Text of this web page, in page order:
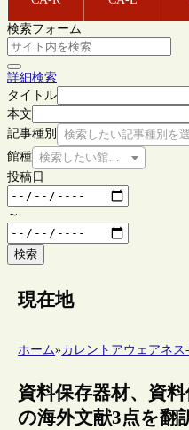
検索フォーム
詳細検索
タイトル
本文
記事種別
検索したい記事種別を
館種 検索したい館種を選択してく
投稿日
～
検索
現在地
ホーム»カレントアウェアネス
資料保存器材、資
の海外文献3点を翻